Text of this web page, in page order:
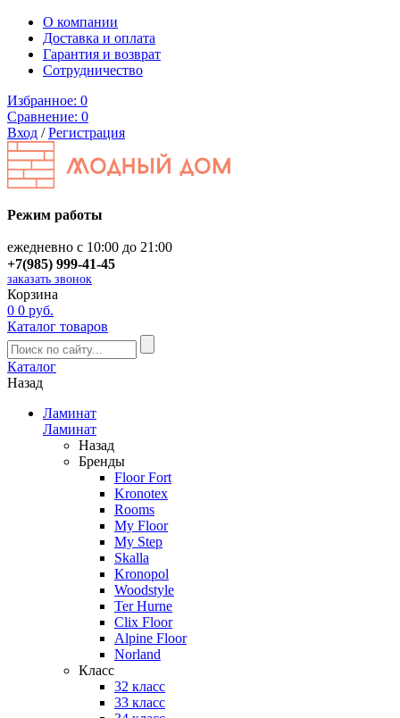
О компании
Доставка и оплата
Гарантия и возврат
Сотрудничество
Избранное: 0
Сравнение: 0
Вход /Регистрация
Режим работы
ежедневно с 10:00 до 21:00
+7(985) 999-41-45
заказать звонок
Корзина
0 0 руб.
Каталог товаров
Каталог
Назад
Ламинат
Ламинат
Назад
Бренды
Floor Fort
Kronotex
Rooms
My Floor
My Step
Skalla
Kronopol
Woodstyle
Ter Hurne
Clix Floor
Alpine Floor
Norland
Класс
32 класс
33 класс